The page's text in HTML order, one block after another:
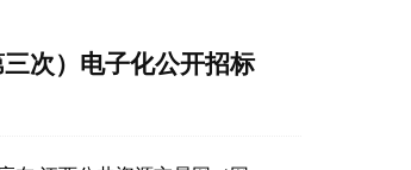
次）电子化公开招标